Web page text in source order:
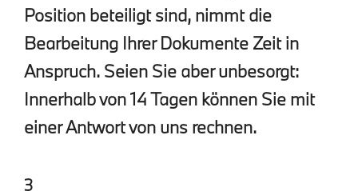
Position beteiligt sind, nimmt die
Bearbeitung Ihrer Dokumente Zeit in
Anspruch. Seien Sie aber unbesorgt:
Innerhalb von 14 Tagen können Sie mit
einer Antwort von uns rechnen.
3